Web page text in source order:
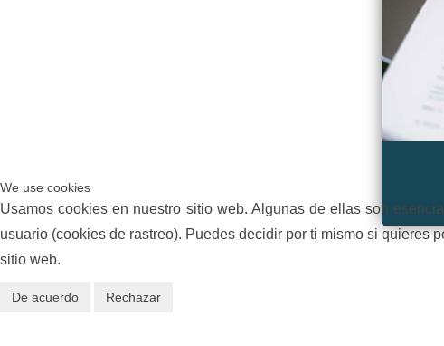
We use cookies
Usamos cookies en nuestro sitio web. Algunas de ellas son
usuario (cookies de rastreo). Puedes decidir por ti mismo si quieres
sitio web.
De acuerdo Rechazar